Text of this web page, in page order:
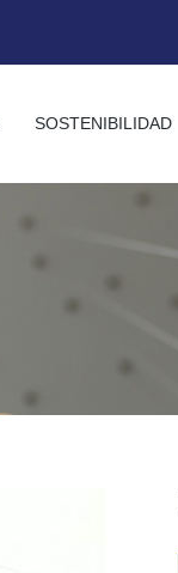
SOSTENIBILIDAD